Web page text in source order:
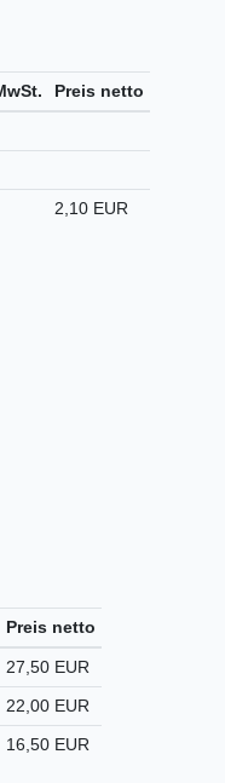
Preis netto
2,10 EUR
Preis netto
27,50 EUR
22,00 EUR
16,50 EUR